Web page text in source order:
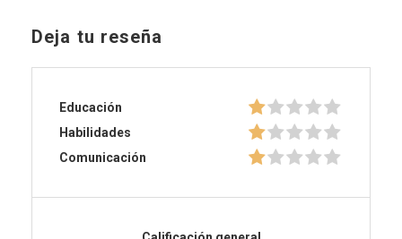
Deja tu reseña
Educación
Habilidades
Comunicación